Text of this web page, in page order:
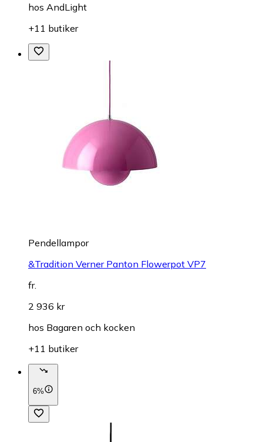
hos AndLight
+11 butiker
Pendellampor
&Tradition Verner Panton Flowerpot VP7
fr.
2 936 kr
hos Bagaren och kocken
+11 butiker
6%